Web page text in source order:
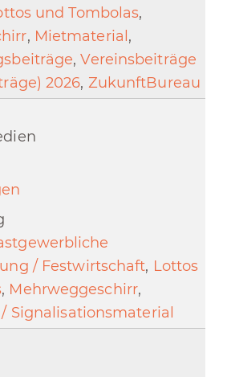
und Tombolas,
, Mietmaterial ,
,Vereinsbeiträge
2026, ZukunftBureau
/ Festwirtschaft, Lottos
, Mehrweggeschirr,
Signalisationsmaterial